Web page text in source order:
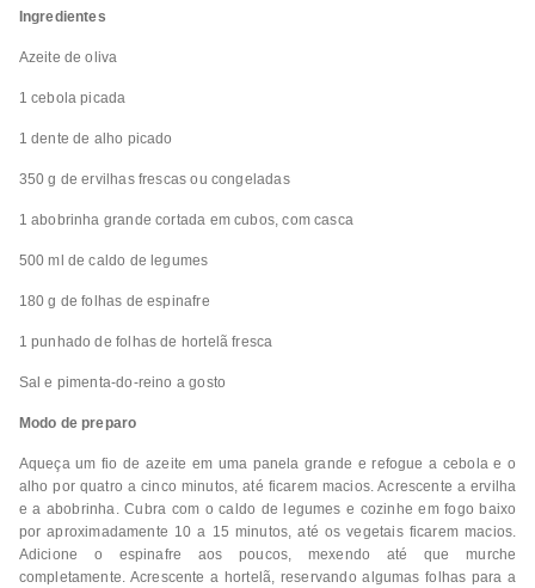
Ingredientes
Azeite de oliva
1 cebola picada
1 dente de alho picado
350 g de ervilhas frescas ou congeladas
1 abobrinha grande cortada em cubos, com casca
500 ml de caldo de legumes
180 g de folhas de espinafre
1 punhado de folhas de hortelã fresca
Sal e pimenta-do-reino a gosto
Modo de preparo
Aqueça um fio de azeite em uma panela grande e refogue a cebola e o
alho por quatro a cinco minutos, até ficarem macios. Acrescente a ervilha
e a abobrinha. Cubra com o caldo de legumes e cozinhe em fogo baixo
por aproximadamente 10 a 15 minutos, até os vegetais ficarem macios.
Adicione o espinafre aos poucos, mexendo até que murche
completamente. Acrescente a hortelã, reservando algumas folhas para a